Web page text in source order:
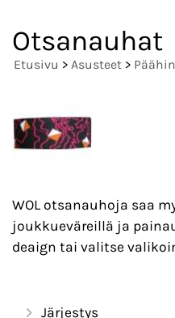
Otsanauhat
Etusivu > Asusteet >
WOL otsanauhoja saa
joukkueväreillä ja
deaign tai valitse
Järjestys